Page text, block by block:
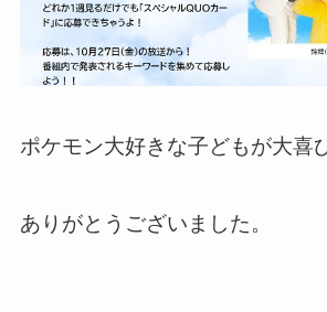
ポケモン大好きな子どもが大喜
ありがとうございました。